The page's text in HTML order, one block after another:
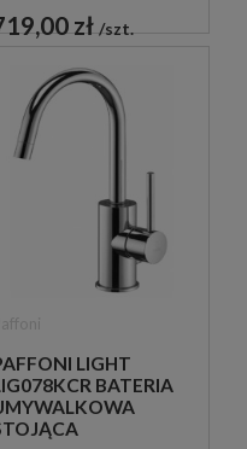
zł szt.
LIGHT
BATERIA